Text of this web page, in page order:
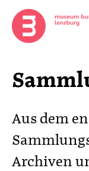
Aus dem
Archiven